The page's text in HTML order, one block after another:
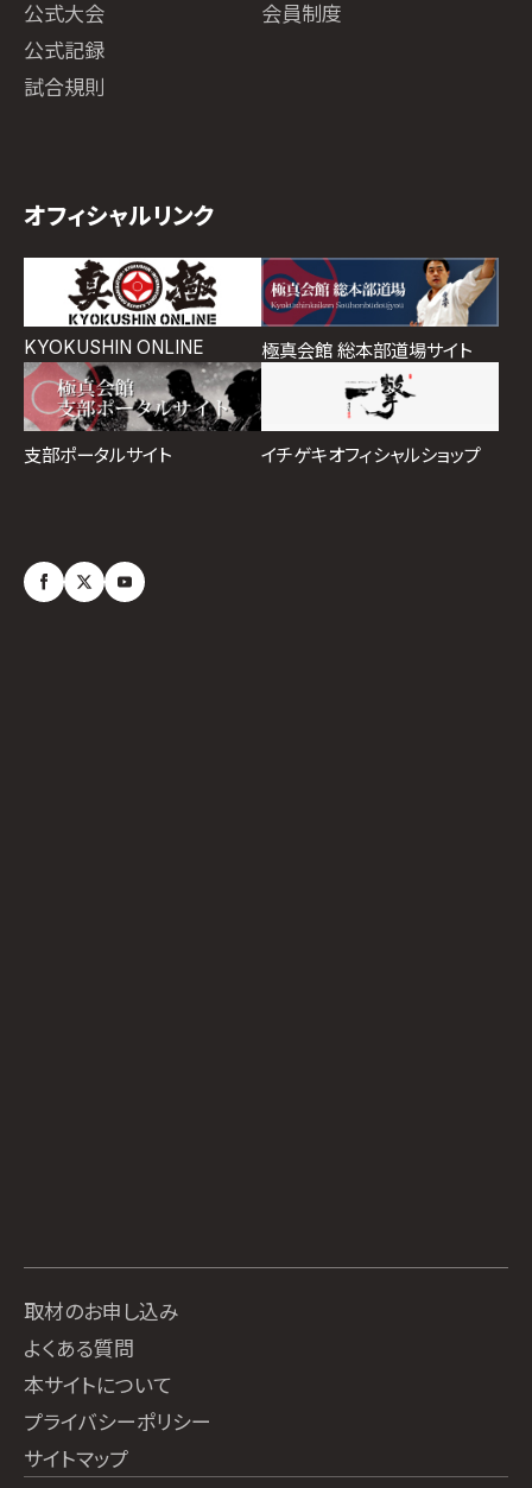
公式大会
公式記録
試合規則
会員制度
オフィシャルリンク
KYOKUSHIN ONLINE 極真会館 総本部道場サイト
支部ポータルサイト イチゲキオフィシャルショップ
取材のお申し込み
よくある質問
本サイトについて
プライバシーポリシー
サイトマップ